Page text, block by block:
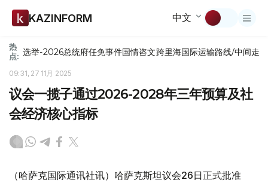
KAZINFORM 中文
热
点: 选举-2026总统府任免事件国情咨文跨里海国际运输路线/中间走廊
09:31, 27 11月 2025
议会一揽子通过2026-2028年三年预算及社
会经济核心指标
（哈萨克国际通讯社讯）哈萨克斯坦议会26日正式批准